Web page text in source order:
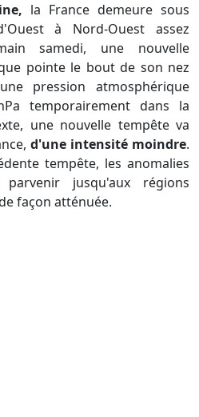
la France demeure sous
à Nord-Ouest assez
samedi, une nouvelle
pointe le bout de son nez
pression atmosphérique
temporairement dans la
une nouvelle tempête va
d'une intensité moindre.
tempête, les anomalies
parvenir jusqu'aux régions
façon atténuée.